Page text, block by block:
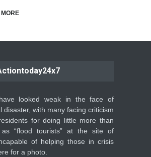
looked weak in the face of
disaster, with many facing criticism
for doing little more than
“flood tourists” at the site of
of helping those in crisis
for a photo.